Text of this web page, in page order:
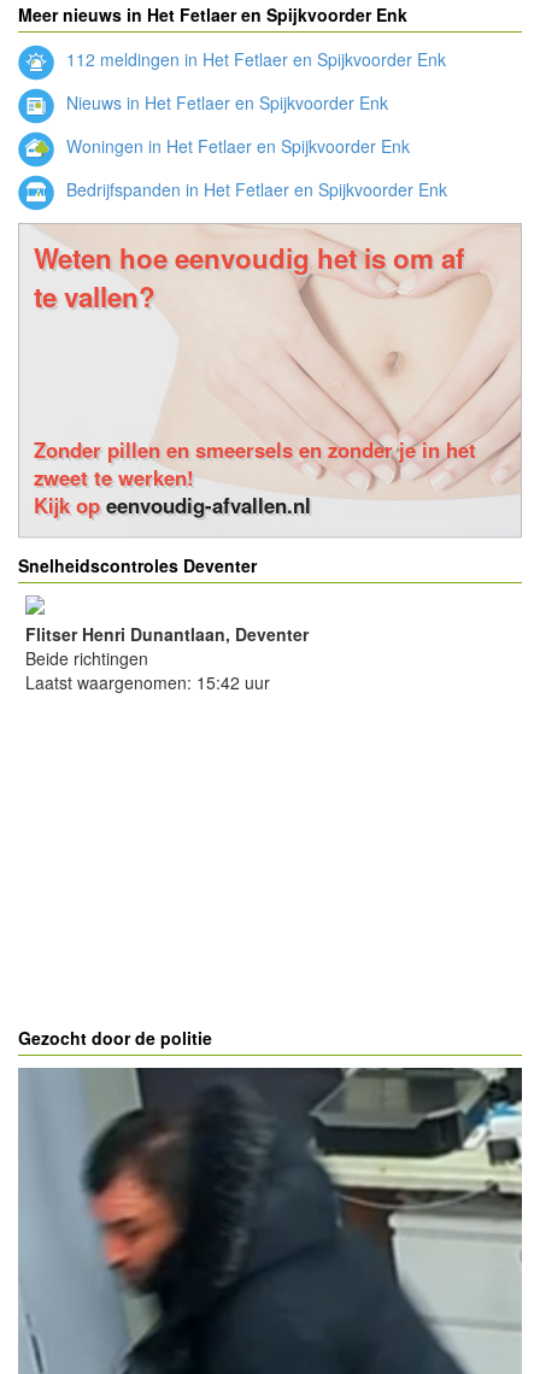
Meer nieuws in Het Fetlaer en Spijkvoorder Enk
112 meldingen in Het Fetlaer en Spijkvoorder Enk
Nieuws in Het Fetlaer en Spijkvoorder Enk
Woningen in Het Fetlaer en Spijkvoorder Enk
Bedrijfspanden in Het Fetlaer en Spijkvoorder Enk
Weten hoe eenvoudig het is om af
te vallen?
Zonder pillen en smeersels en zonder je in het
zweet te werken!
Kijk opeenvoudig-afvallen.nl
Snelheidscontroles Deventer
Flitser Henri Dunantlaan, Deventer
Beide richtingen
Laatst waargenomen: 15:42 uur
Gezocht door de politie